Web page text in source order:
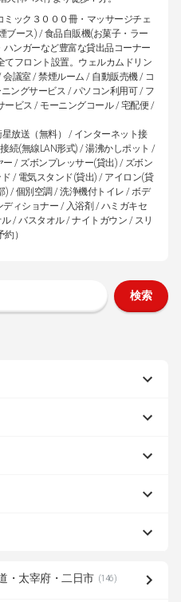
ミック３０００冊・マッサージチェ
ブース) / 食品自販機(お菓子・ラー
ンガーなど豊富な貸出品コーナー
てフロント設置。ウェルカムドリン
議室 / 禁煙ルーム / 自動販売機 / コ
ングサービス / パソコン利用可 / フ
ービス / モーニングコール / 宅配便 /
放送（無料） / インターネット接
続(無線LAN形式) / 湯沸かしポット /
/ ズボンプレッサー(貸出) / ズボン
/ 電気スタンド(貸出) / アイロン(貸
) / 個別空調 / 洗浄機付トイレ / ボデ
ィショナー / 入浴剤 / ハミガキセ
/ バスタオル / ナイトガウン / スリ
）
検索
・太宰府・二日市 (146)